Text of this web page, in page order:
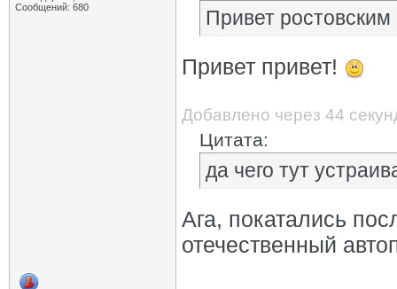
Сообщений: 680
Привет
Привет привет!
Добавлено через 44
Цитата:
да чего тут
Ага, покатались
отечественный